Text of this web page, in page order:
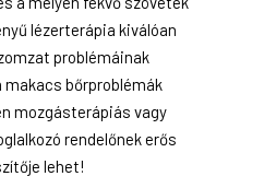
lézerterápia kiválóan
problémáinak
makacs bőrproblémák
mozgásterápiás vagy
rendelőnek erős
lehet!